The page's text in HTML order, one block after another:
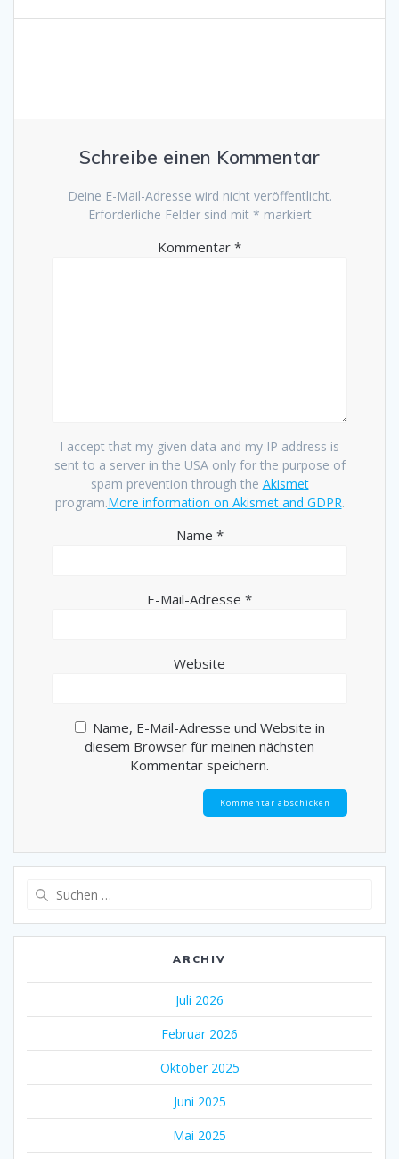
Schreibe einen Kommentar
Deine E-Mail-Adresse wird nicht veröffentlicht.
Erforderliche Felder sind mit * markiert
Kommentar *
I accept that my given data and my IP address is
sent to a server in the USA only for the purpose of
spam prevention through the Akismet
program.More information on Akismet and GDPR.
Name *
E-Mail-Adresse *
Website
Name, E-Mail-Adresse und Website in
diesem Browser für meinen nächsten
Kommentar speichern.
ARCHIV
Juli 2026
Februar 2026
Oktober 2025
Juni 2025
Mai 2025